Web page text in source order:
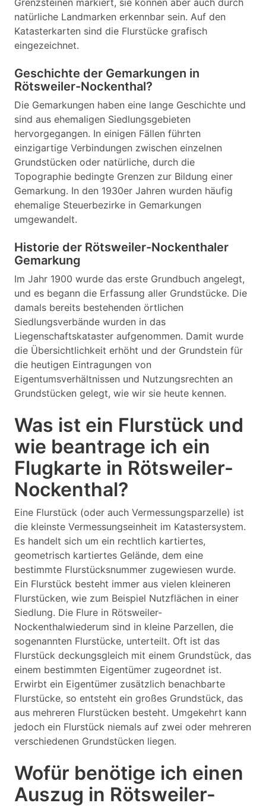
Grenzsteinen markiert, sie können aber auch durch
natürliche Landmarken erkennbar sein. Auf den
Katasterkarten sind die Flurstücke grafisch
eingezeichnet.
Geschichte der Gemarkungen in
Rötsweiler-Nockenthal?
Die Gemarkungen haben eine lange Geschichte und
sind aus ehemaligen Siedlungsgebieten
hervorgegangen. In einigen Fällen führten
einzigartige Verbindungen zwischen einzelnen
Grundstücken oder natürliche, durch die
Topographie bedingte Grenzen zur Bildung einer
Gemarkung. In den 1930er Jahren wurden häufig
ehemalige Steuerbezirke in Gemarkungen
umgewandelt.
Historie der Rötsweiler-Nockenthaler
Gemarkung
Im Jahr 1900 wurde das erste Grundbuch angelegt,
und es begann die Erfassung aller Grundstücke. Die
damals bereits bestehenden örtlichen
Siedlungsverbände wurden in das
Liegenschaftskataster aufgenommen. Damit wurde
die Übersichtlichkeit erhöht und der Grundstein für
die heutigen Eintragungen von
Eigentumsverhältnissen und Nutzungsrechten an
Grundstücken gelegt, wie wir sie heute kennen.
Was ist ein Flurstück und
wie beantrage ich ein
Flugkarte in Rötsweiler-
Nockenthal?
Eine Flurstück (oder auch Vermessungsparzelle) ist
die kleinste Vermessungseinheit im Katastersystem.
Es handelt sich um ein rechtlich kartiertes,
geometrisch kartiertes Gelände, dem eine
bestimmte Flurstücksnummer zugewiesen wurde.
Ein Flurstück besteht immer aus vielen kleineren
Flurstücken, wie zum Beispiel Nutzflächen in einer
Siedlung. Die Flure in Rötsweiler-
Nockenthalwiederum sind in kleine Parzellen, die
sogenannten Flurstücke, unterteilt. Oft ist das
Flurstück deckungsgleich mit einem Grundstück, das
einem bestimmten Eigentümer zugeordnet ist.
Erwirbt ein Eigentümer zusätzlich benachbarte
Flurstücke, so entsteht ein großes Grundstück, das
aus mehreren Flurstücken besteht. Umgekehrt kann
jedoch ein Flurstück niemals auf zwei oder mehreren
verschiedenen Grundstücken liegen.
Wofür benötige ich einen
Auszug in Rötsweiler-